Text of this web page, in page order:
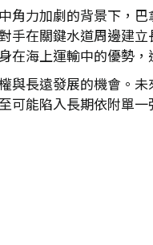
力加劇的背景下，
在關鍵水道周邊建
海上運輸中的優勢，
長遠發展的機會。
能陷入長期依附單